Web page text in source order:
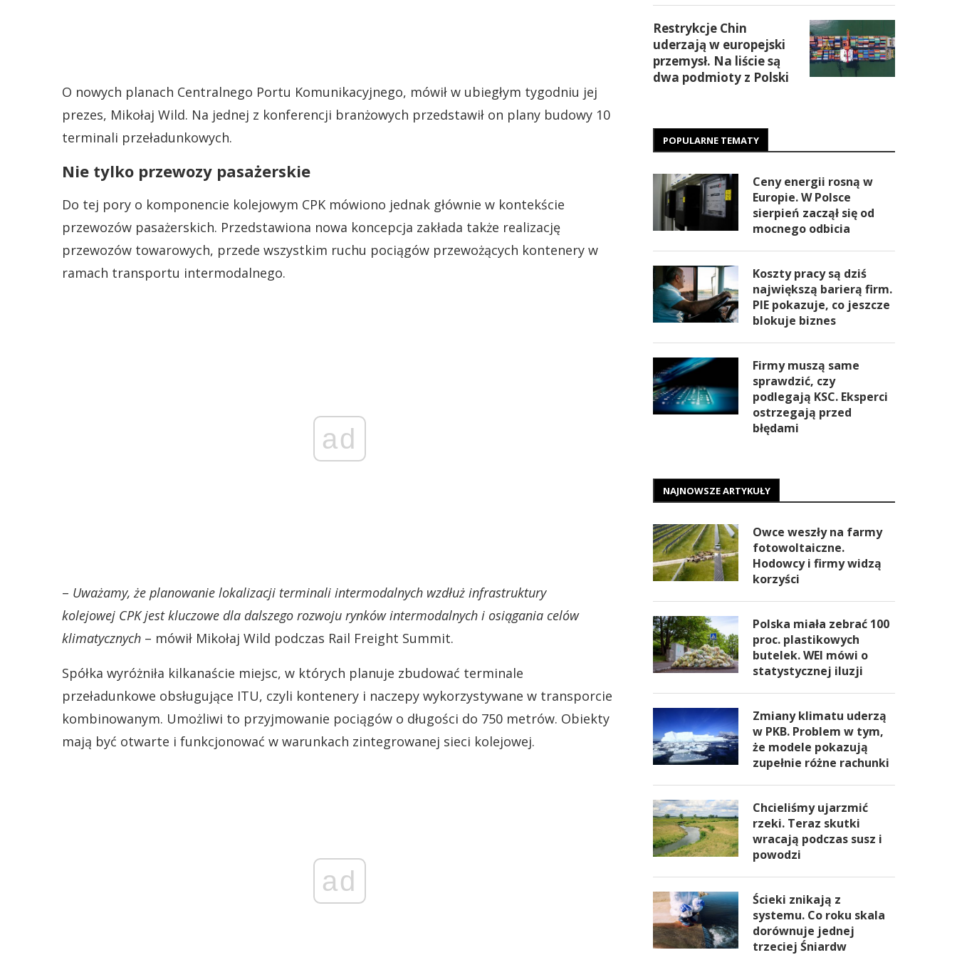
O nowych planach Centralnego Portu Komunikacyjnego, mówił w ubiegłym tygodniu jej
prezes, Mikołaj Wild. Na jednej z konferencji branżowych przedstawił on plany budowy 10
terminali przeładunkowych.
Nie tylko przewozy pasażerskie
Do tej pory o komponencie kolejowym CPK mówiono jednak głównie w kontekście
przewozów pasażerskich. Przedstawiona nowa koncepcja zakłada także realizację
przewozów towarowych, przede wszystkim ruchu pociągów przewożących kontenery w
ramach transportu intermodalnego.
ad
– Uważamy, że planowanie lokalizacji terminali intermodalnych wzdłuż infrastruktury
kolejowej CPK jest kluczowe dla dalszego rozwoju rynków intermodalnych i osiągania celów
klimatycznych – mówił Mikołaj Wild podczas Rail Freight Summit.
Spółka wyróżniła kilkanaście miejsc, w których planuje zbudować terminale
przeładunkowe obsługujące ITU, czyli kontenery i naczepy wykorzystywane w transporcie
kombinowanym. Umożliwi to przyjmowanie pociągów o długości do 750 metrów. Obiekty
mają być otwarte i funkcjonować w warunkach zintegrowanej sieci kolejowej.
ad
Restrykcje Chin
uderzają w europejski
przemysł. Na liście są
dwa podmioty z Polski
POPULARNE TEMATY
Ceny energii rosną w
Europie. W Polsce
sierpień zaczął się od
mocnego odbicia
Koszty pracy są dziś
największą barierą firm.
PIE pokazuje, co jeszcze
blokuje biznes
Firmy muszą same
sprawdzić, czy
podlegają KSC. Eksperci
ostrzegają przed
błędami
NAJNOWSZE ARTYKUŁY
Owce weszły na farmy
fotowoltaiczne.
Hodowcy i firmy widzą
korzyści
Polska miała zebrać 100
proc. plastikowych
butelek. WEI mówi o
statystycznej iluzji
Zmiany klimatu uderzą
w PKB. Problem w tym,
że modele pokazują
zupełnie różne rachunki
Chcieliśmy ujarzmić
rzeki. Teraz skutki
wracają podczas susz i
powodzi
Ścieki znikają z
systemu. Co roku skala
dorównuje jednej
trzeciej Śniardw